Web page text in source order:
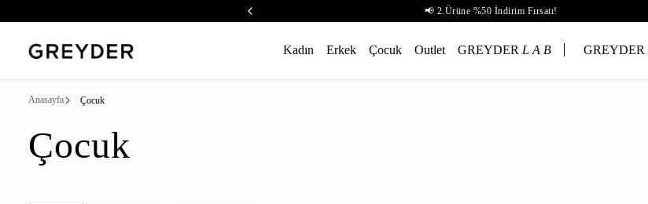
📢 2.Ürüne %50 İndirim Fırsatı!
Kadın Erkek Çocuk Outlet GREYDER L A B GREYDER
Anasayfa Çocuk
Çocuk